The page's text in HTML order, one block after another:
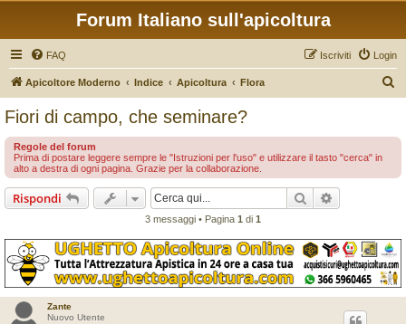
Forum Italiano sull'apicoltura
FAQ Login
Iscriviti
Apicoltore Moderno Indice Apicoltura Flora
Fiori di campo, che seminare?
Regole del forum
Prima di postare leggere sempre le "Istruzioni per l'uso" e utilizzare il tasto "cerca" in
alto a destra di ogni pagina. Grazie per la collaborazione.
Rispondi Cerca
3 messaggi • Pagina 1 di 1
Zante
Nuovo Utente